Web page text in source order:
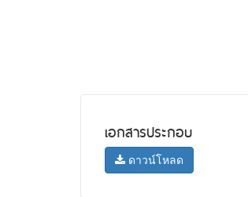
เอกสารประกอบ
ดาวน์โหลด